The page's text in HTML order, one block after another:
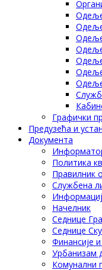
Графички
Предузећа и
Документа
Политика
Правилник
Службена
Начелник
Седнице
Седнице
Финансије
Урбанизам
Комунални